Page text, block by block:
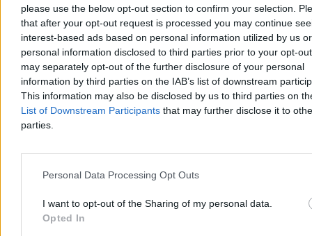
please use the below opt-out section to confirm your selection.
that after your opt-out request is processed you may continue
interest-based ads based on personal information utilized by us or
personal information disclosed to third parties prior to your opt-
may separately opt-out of the further disclosure of your personal
information by third parties on the IAB’s list of downstream
This information may also be disclosed by us to third parties on
List of Downstream Participants that may further disclose it to
parties.
Personal Data Processing Opt Outs
I want to opt-out of the Sharing of my personal data.
Opted In
Agnieszka Waś-Turecka
Dzisiaj 06:55
3 min
Świat